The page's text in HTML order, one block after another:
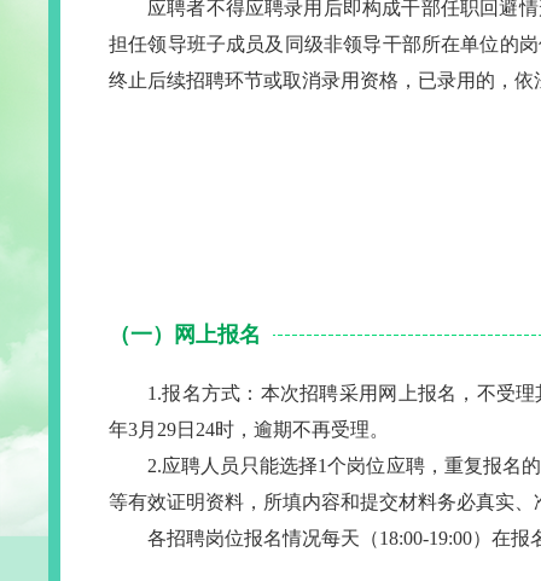
应聘者不得应聘录用后即构成干部任职回避
担任领导班子成员及同级非领导干部所在单位的
终止后续招聘环节或取消录用资格，已录用的，依
（一）网上报名
1.报名方式：本次招聘采用网上报名，不受理
年3月29日24时，逾期不再受理。
2.应聘人员只能选择1个岗位应聘，重复报名
等有效证明资料，所填内容和提交材料务必真实、
各招聘岗位报名情况每天（18:00-19:00）在